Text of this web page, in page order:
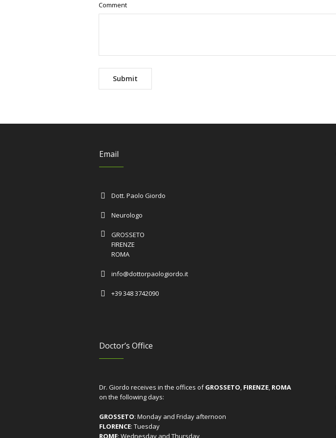
Comment
Email
Dott. Paolo Giordo
Neurologo
GROSSETO
FIRENZE
ROMA
info@dottorpaologiordo.it
+39 348 3742090
Doctor’s Office
Dr. Giordo receives in the offices ofGROSSETO, FIRENZE, ROMA
on the following days:
GROSSETO: Monday and Friday afternoon
FLORENCE: Tuesday
ROME: Wednesday and Thursday